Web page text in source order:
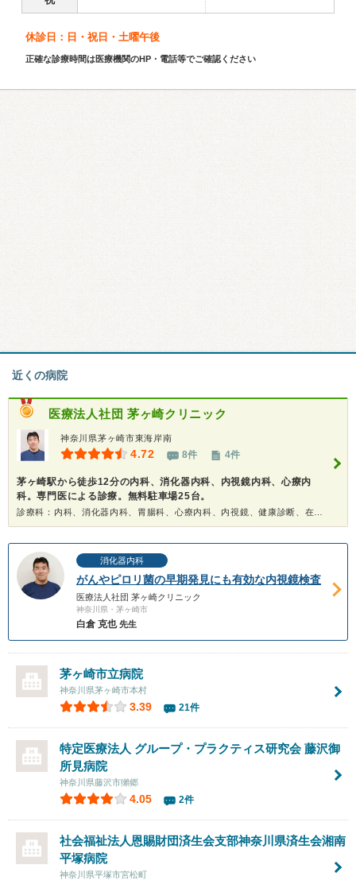
休診日：日・祝日・土曜午後
正確な診療時間は医療機関のHP・電話等でご確認ください
近くの病院
医療法人社団 茅ヶ崎クリニック
神奈川県茅ヶ崎市東海岸南
4.72 8件 4件
茅ヶ崎駅から徒歩12分の内科、消化器内科、内視鏡内科、心療内
科。専門医による診療。無料駐車場25台。
消化器内科
がんやピロリ菌の早期発見にも有効な内視鏡検査
医療法人社団 茅ヶ崎クリニック
神奈川県・茅ヶ崎市
白倉 克也 先生
茅ヶ崎市立病院
神奈川県茅ヶ崎市本村
3.39 21件
特定医療法人 グループ・プラクティス研究会藤沢御
所見病院
神奈川県藤沢市獺郷
4.05 2件
社会福祉法人恩賜財団済生会支部神奈川県済生会湘南
平塚病院
神奈川県平塚市宮松町